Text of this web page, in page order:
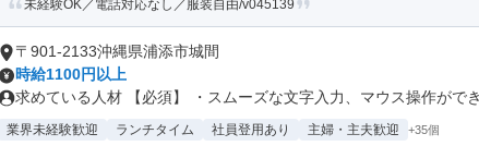
未経験OK／電話対応なし／服装自由/v045139
〒901-2133沖縄県浦添市城間
時給1100円以上
求めている人材 【必須】 ・スムーズな文字入力、マウス操作ができ
業界未経験歓迎 ランチタイム 社員登用あり 主婦・主夫歓迎 +35個